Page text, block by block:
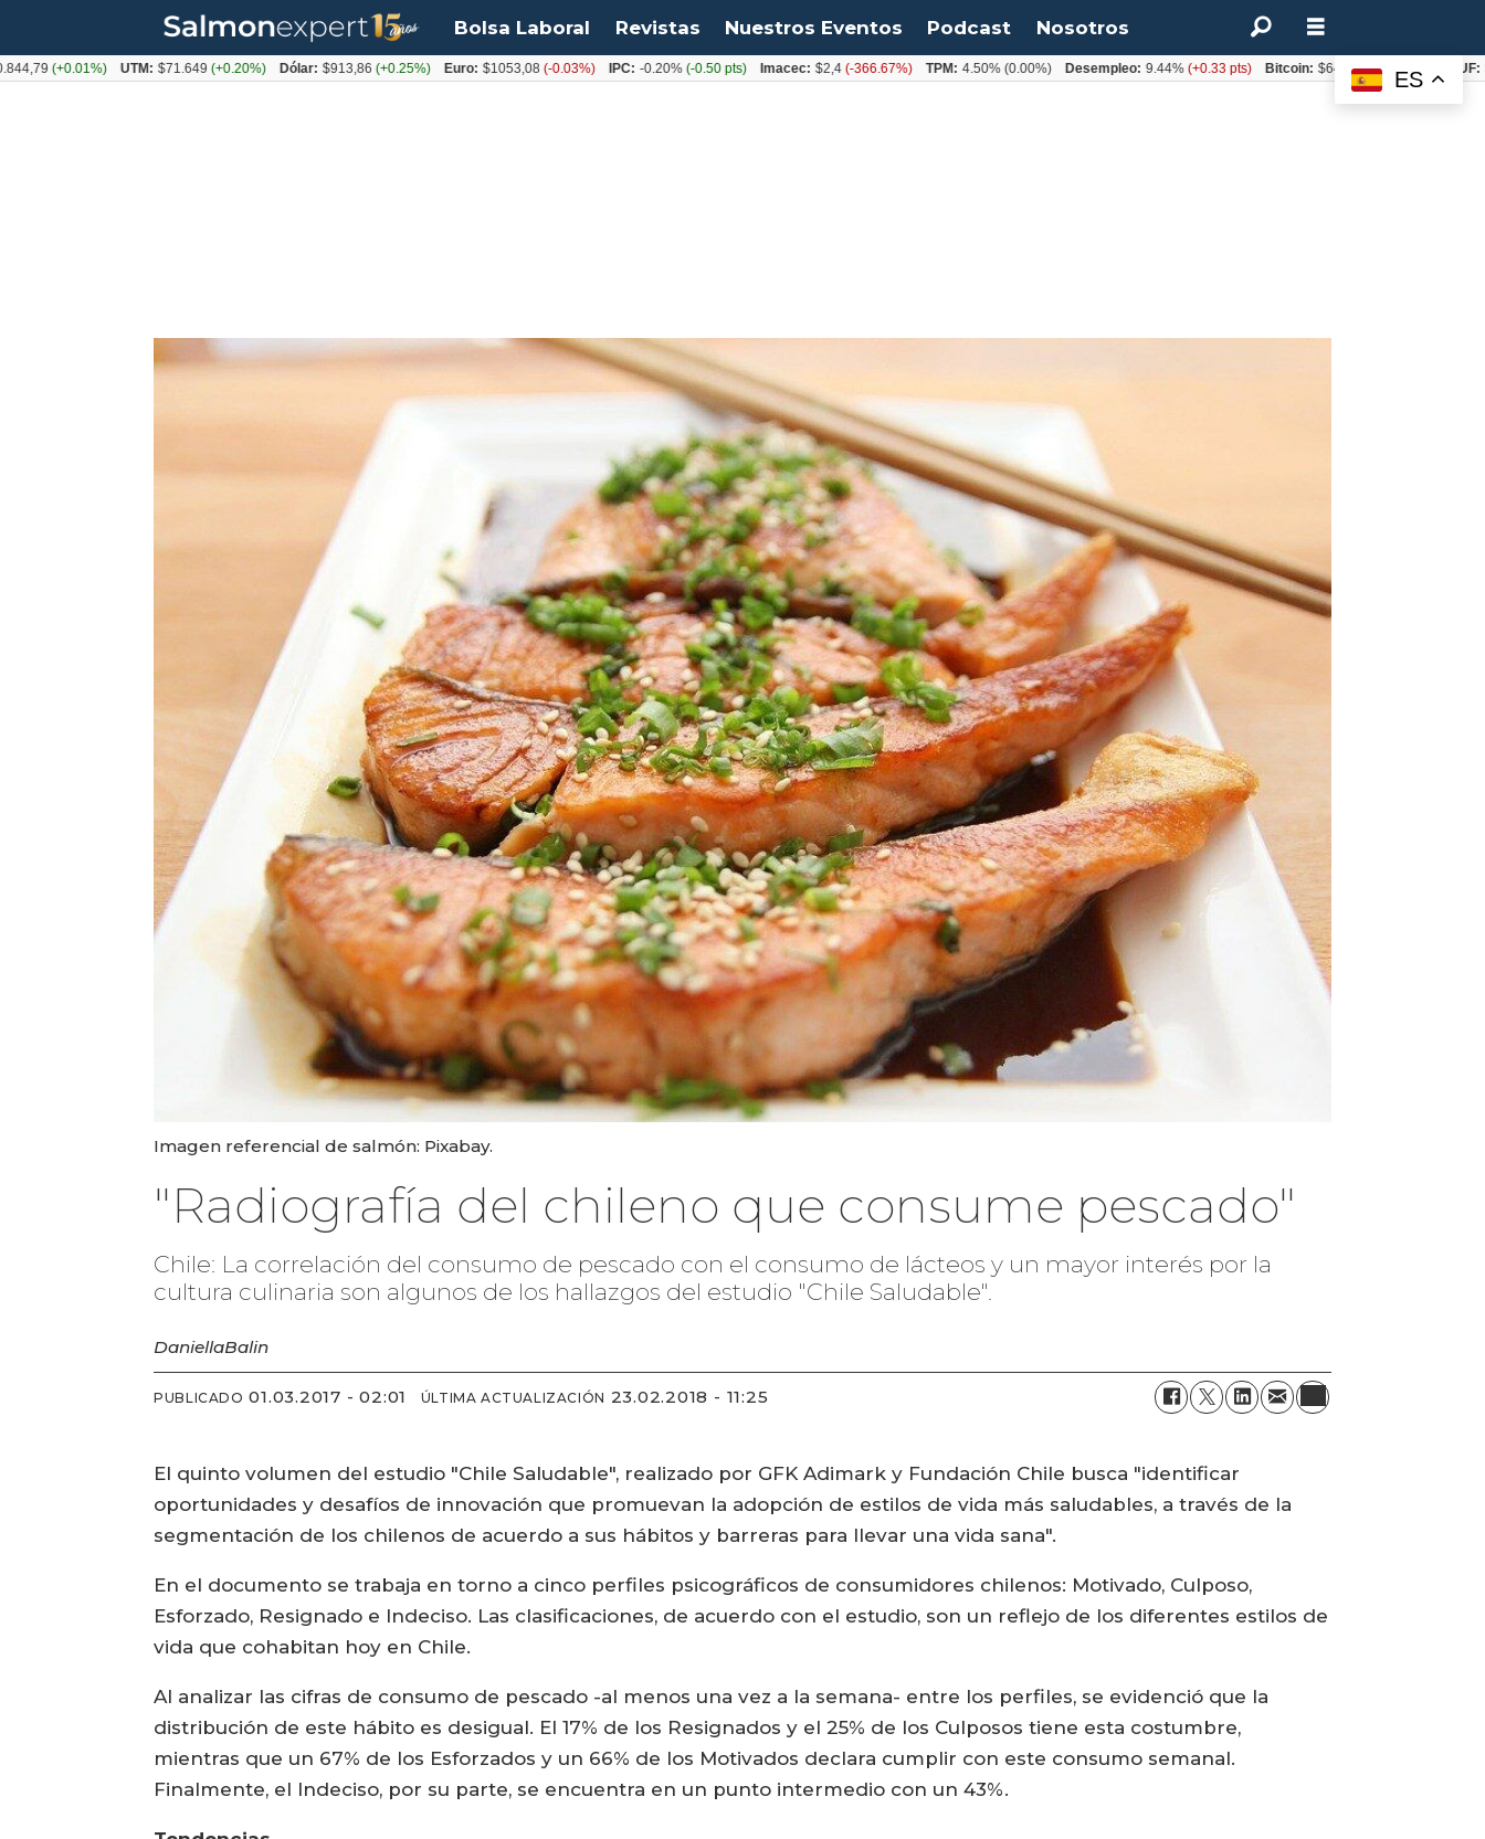
Bolsa Laboral Revistas Nuestros Eventos Podcast Nosotros
Imagen referencial de salmón: Pixabay.
"Radiografía del chileno que consume pescado"
Chile: La correlación del consumo de pescado con el consumo de lácteos y un mayor interés por la
cultura culinaria son algunos de los hallazgos del estudio "Chile Saludable".
DaniellaBalin
PUBLICADO 01.03.2017 - 02:01 ÚLTIMA ACTUALIZACIÓN 23.02.2018 - 11:25
El quinto volumen del estudio "Chile Saludable", realizado por GFK Adimark y Fundación Chile busca "identificar
oportunidades y desafíos de innovación que promuevan la adopción de estilos de vida más saludables, a través de la
segmentación de los chilenos de acuerdo a sus hábitos y barreras para llevar una vida sana".
En el documento se trabaja en torno a cinco perfiles psicográficos de consumidores chilenos: Motivado, Culposo,
Esforzado, Resignado e Indeciso. Las clasificaciones, de acuerdo con el estudio, son un reflejo de los diferentes estilos de
vida que cohabitan hoy en Chile.
Al analizar las cifras de consumo de pescado -al menos una vez a la semana- entre los perfiles, se evidenció que la
distribución de este hábito es desigual. El 17% de los Resignados y el 25% de los Culposos tiene esta costumbre,
mientras que un 67% de los Esforzados y un 66% de los Motivados declara cumplir con este consumo semanal.
Finalmente, el Indeciso, por su parte, se encuentra en un punto intermedio con un 43%.
ES
(+0.01%) UTM: $71.649(+0.20%) Dólar: $913,86(+0.25%) Euro: $1053,08(-0.03%) IPC: -0.20% (-0.50 pts) Imacec: $2,4(-366.67%) TPM: 4.50%(0.00%) Desempleo: 9.44%(+0.33 pts) Bitcoin: $64.600,08 (+2.93%)